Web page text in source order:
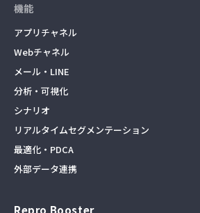
機能
アプリチャネル
Webチャネル
メール・LINE
分析・可視化
シナリオ
リアルタイムセグメンテーション
最適化・PDCA
外部データ連携
Repro Booster